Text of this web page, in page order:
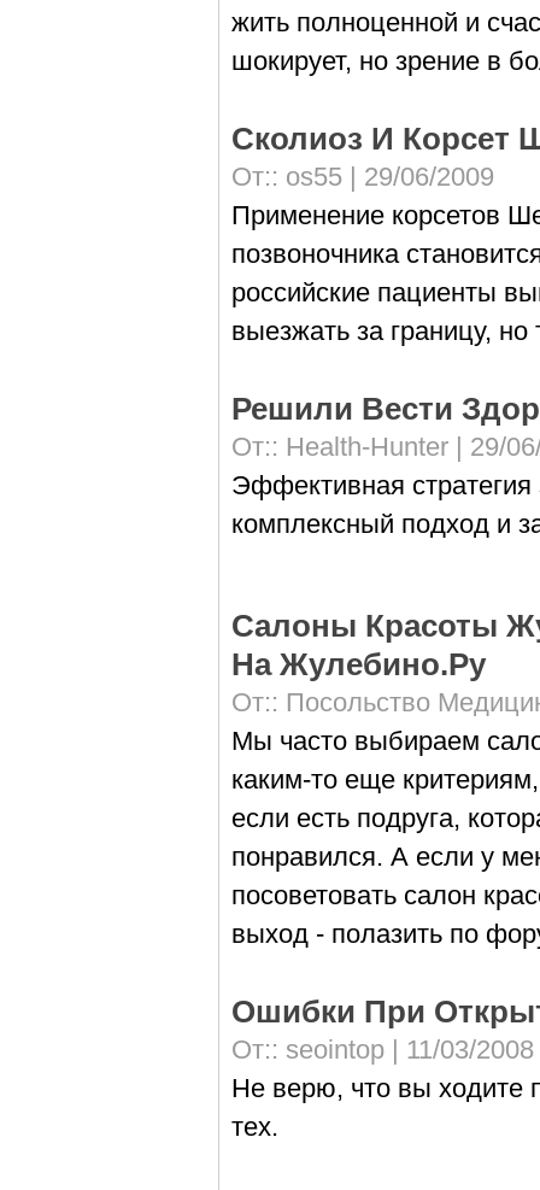
жить полноценной и
шокирует, но зрение в
Сколиоз И Корсет
От:: os55 | 29/06/2009
Применение корсетов
позвоночника
российские пациенты
выезжать за границу,
Решили Вести
От:: Health-Hunter | 29/
Эффективная стратегия
комплексный подход и
Салоны Красоты
На Жулебино.Ру
От:: Посольство
Мы часто выбираем
каким-то еще
если есть подруга,
понравился. А если у
посоветовать салон
выход - полазить по
Ошибки При
От:: seointop | 11/03/
Не верю, что вы ходите
тех.